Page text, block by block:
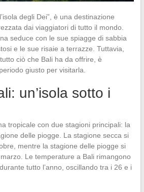
degli Dei”, è una destinazione
dai viaggiatori di tutto il mondo.
seduce con le sue spiagge di sabbia
e le sue risaie a terrazze. Tuttavia,
ciò che Bali ha da offrire, è
giusto per visitarla.
un’isola sotto i
tropicale con due stagioni principali: la
delle piogge. La stagione secca si
mentre la stagione delle piogge si
Le temperature a Bali rimangono
tutto l’anno, oscillando tra i 26 e i